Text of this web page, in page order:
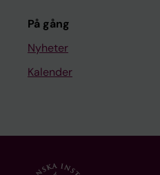
På gång
Nyheter
Kalender